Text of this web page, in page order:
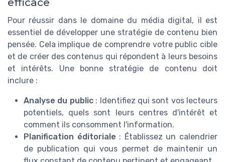
Pour réussir dans le domaine du média digital, il est
essentiel de développer une stratégie de contenu bien
pensée. Cela implique de comprendre votre public cible
et de créer des contenus qui répondent à leurs besoins
et intérêts. Une bonne stratégie de contenu doit
inclure :
Analyse du public: Identifiez qui sont vos lecteurs
potentiels, quels sont leurs centres d'intérêt et
comment ils consomment l'information.
Planification éditoriale : Établissez un calendrier
de publication qui vous permet de maintenir un